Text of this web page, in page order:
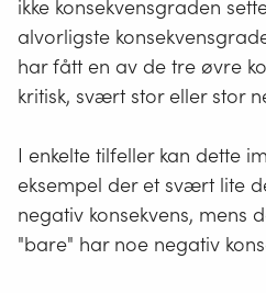
ikke konsekvensgraden
alvorligste
har fått en av de tre øvre
kritisk, svært stor eller stor
I enkelte tilfeller kan dette
eksempel der et svært lite
negativ konsekvens, mens
"bare" har noe negativ